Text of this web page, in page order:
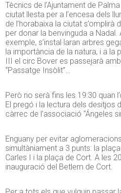
Tècnics de l’Ajuntament de
ciutat llesta per a l’encesa dels
de l’horabaixa la ciutat s’omplirà
per donar la benvinguda a Nadal.
exemple, s’instal·laran arbres
la importància de la natura, i a la
III el circ Bover es passejarà
“Passatge Insòlit”…
Però no serà fins les 19:30 quan
El pregó i la lectura dels desitjos
càrrec de l’associació “Ángeles
Enguany per evitar
simultàniament a 3 punts: la
Carles I i la plaça de Cort. A les
inauguració del Betlem de Cort.